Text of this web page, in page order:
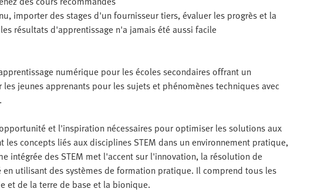
importer des stages d'un fournisseur tiers, évaluer les progrès et la
résultats d'apprentissage n'a jamais été aussi facile
numérique pour les écoles secondaires offrant un
jeunes apprenants pour les sujets et phénomènes techniques avec
et l'inspiration nécessaires pour optimiser les solutions aux
concepts liés aux disciplines STEM dans un environnement pratique,
intégrée des STEM met l'accent sur l'innovation, la résolution de
utilisant des systèmes de formation pratique. Il comprend tous les
et de la terre de base et la bionique.